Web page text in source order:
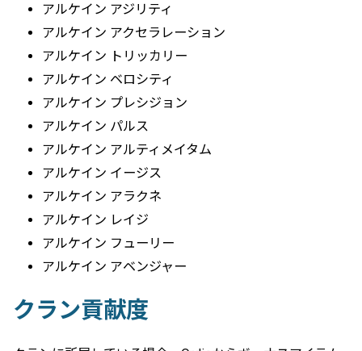
アルケイン アジリティ
アルケイン アクセラレーション
アルケイン トリッカリー
アルケイン ベロシティ
アルケイン プレシジョン
アルケイン パルス
アルケイン アルティメイタム
アルケイン イージス
アルケイン アラクネ
アルケイン レイジ
アルケイン フューリー
アルケイン アベンジャー
クラン貢献度